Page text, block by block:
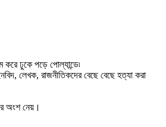
করে ঢুকে পড়ে পোল্যান্ডে৷
লেখক, রাজনীতিকদের বেছে বেছে হত্যা করা
অংশ নেয়।